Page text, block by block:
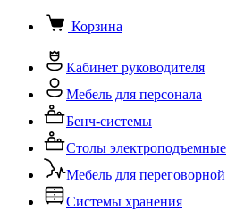
Корзина
Кабинет руководителя
Мебель для персонала
Бенч-системы
Столы электроподъемные
Мебель для переговорной
Системы хранения